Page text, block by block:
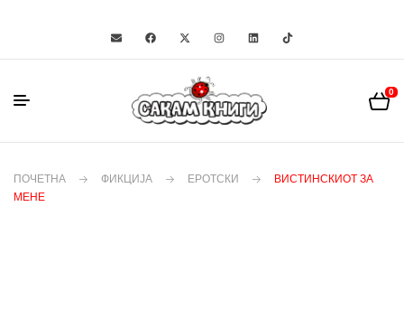
0
ПОЧЕТНА ФИКЦИЈА ЕРОТСКИ
ВИСТИНСКИОТ ЗА
МЕНЕ